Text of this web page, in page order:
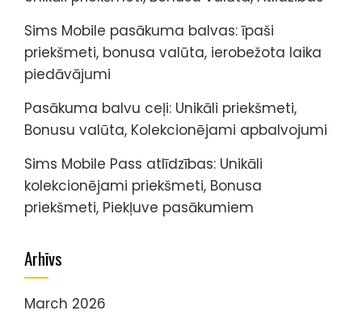
Sims Mobile pasākuma balvas: īpaši
priekšmeti, bonusa valūta, ierobežota laika
piedāvājumi
Pasākuma balvu ceļi: Unikāli priekšmeti,
Bonusu valūta, Kolekcionējami apbalvojumi
Sims Mobile Pass atlīdzības: Unikāli
kolekcionējami priekšmeti, Bonusa
priekšmeti, Piekļuve pasākumiem
Arhīvs
March 2026